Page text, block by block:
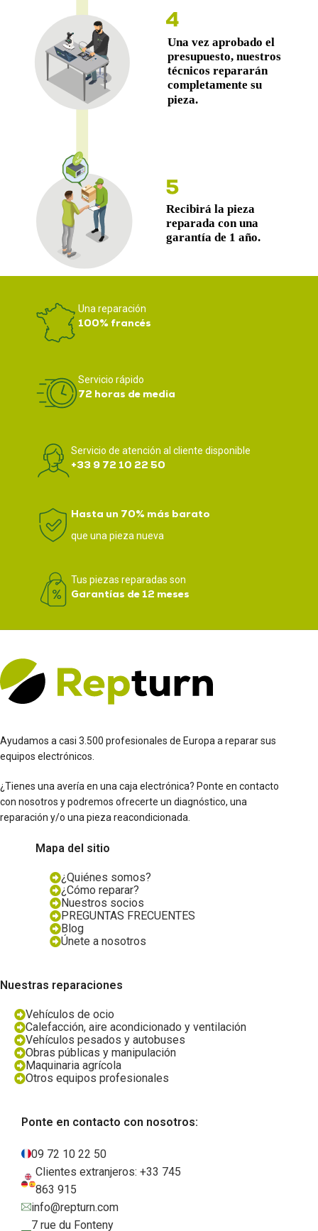
Una reparación
100% francés
Servicio rápido
72 horas de media
Servicio de atención al cliente disponible
+33 9 72 10 22 50
Hasta un 70% más barato
que una pieza nueva
Tus piezas reparadas son
Garantías de 12 meses
Ayudamos a casi 3.500 profesionales de Europa a reparar sus
equipos electrónicos.
¿Tienes una avería en una caja electrónica? Ponte en contacto
con nosotros y podremos ofrecerte un diagnóstico, una
reparación y/o una pieza reacondicionada.
Mapa del sitio
¿Quiénes somos?
¿Cómo reparar?
Nuestros socios
PREGUNTAS FRECUENTES
Blog
Únete a nosotros
Nuestras reparaciones
Vehículos de ocio
Calefacción, aire acondicionado y ventilación
Vehículos pesados y autobuses
Obras públicas y manipulación
Maquinaria agrícola
Otros equipos profesionales
Ponte en contacto con nosotros:
09 72 10 22 50
Clientes extranjeros: +33 745
863 915
info@repturn.com
7 rue du Fonteny